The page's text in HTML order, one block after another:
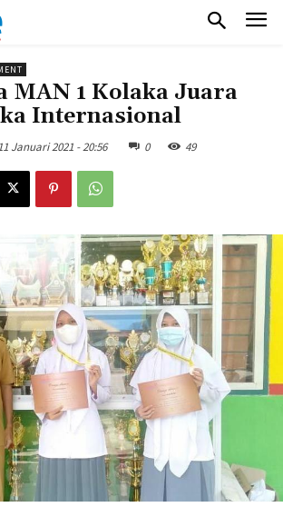
MAN 1 Kolaka Juara
Internasional
Januari 2021 - 20:56 0 49